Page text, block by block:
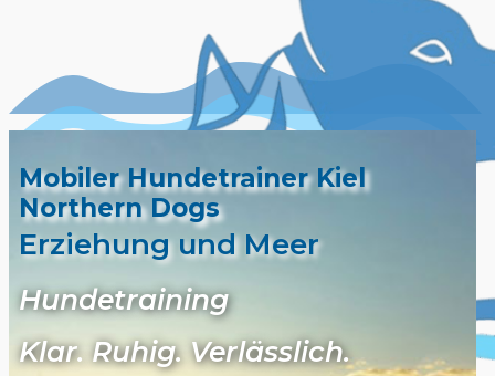
Mobiler Hundetrainer Kiel
Northern Dogs
Erziehung und Meer
Hundetraining
Klar. Ruhig. Verlässlich.